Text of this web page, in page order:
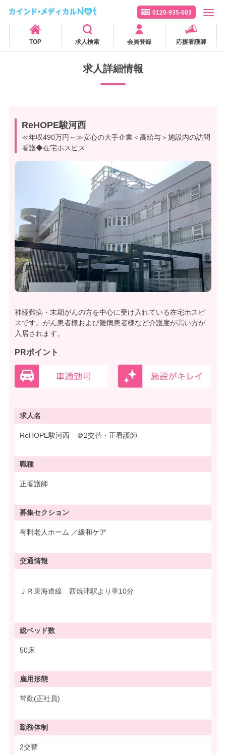
0120-935-603
TOP 求人検索 会員登録 応援看護師
求人詳細情報
ReHOPE駿河西
≪年収490万円～≫安心の大手企業＜高給与＞施設内の訪問
看護◆在宅ホスピス
神経難病・末期がんの方を中心に受け入れている在宅ホスピ
スです。がん患者様および難病患者様など介護度が高い方が
入居されます。
PRポイント
求人名
ReHOPE駿河西 ＠2交替・正看護師
職種
正看護師
募集セクション
有料老人ホーム ／緩和ケア
交通情報
ＪＲ東海道線 西焼津駅より車10分
総ベッド数
50床
雇用形態
常勤(正社員)
勤務体制
2交替